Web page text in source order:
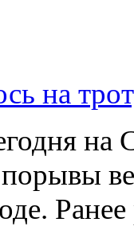
на
на